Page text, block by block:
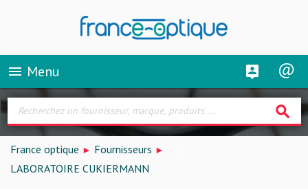
menu Menu
search
France optique
Fournisseurs
LABORATOIRE CUKIERMANN